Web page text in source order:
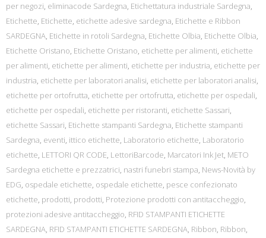
per negozi, eliminacode Sardegna, Etichettatura industriale Sardegna,
Etichette, Etichette, etichette adesive sardegna, Etichette e Ribbon
SARDEGNA, Etichette in rotoli Sardegna, Etichette Olbia, Etichette Olbia,
Etichette Oristano, Etichette Oristano, etichette per alimenti, etichette
per alimenti, etichette per alimenti, etichette per industria, etichette per
industria, etichette per laboratori analisi, etichette per laboratori analisi,
etichette per ortofrutta, etichette per ortofrutta, etichette per ospedali,
etichette per ospedali, etichette per ristoranti, etichette Sassari,
etichette Sassari, Etichette stampanti Sardegna, Etichette stampanti
Sardegna, eventi, ittico etichette, Laboratorio etichette, Laboratorio
etichette, LETTORI QR CODE, LettoriBarcode, Marcatori Ink Jet, METO
Sardegna etichette e prezzatrici, nastri funebri stampa, News-Novità by
EDG, ospedale etichette, ospedale etichette, pesce confezionato
etichette, prodotti, prodotti, Protezione prodotti con antitaccheggio,
protezioni adesive antitaccheggio, RFID STAMPANTI ETICHETTE
SARDEGNA, RFID STAMPANTI ETICHETTE SARDEGNA, Ribbon, Ribbon,